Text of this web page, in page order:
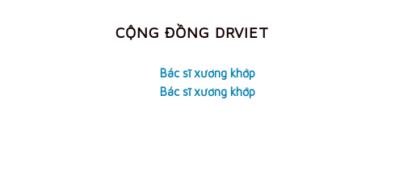
CỘNG ĐỒNG DRVIET
Bác sĩ xương khớp
Bác sĩ xương khớp